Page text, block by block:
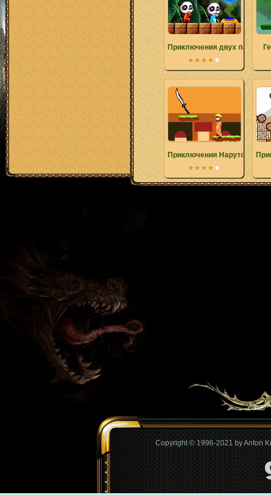
Приключения двух панд
Приключения Наруто
Copyright © 1996-2021 by Anton